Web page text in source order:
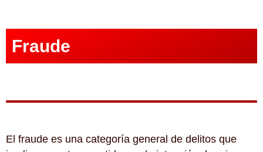
Fraude
El fraude es una categoría general de delitos que